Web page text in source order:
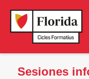
Sesiones